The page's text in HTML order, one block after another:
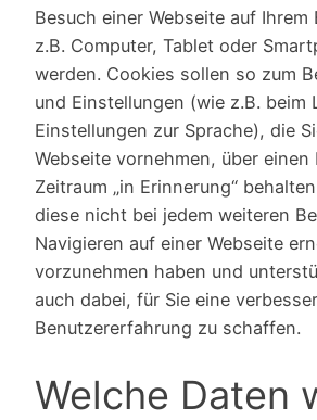
Besuch einer Webseite auf Ihrem
z.B. Computer, Tablet oder
werden. Cookies sollen so zum
und Einstellungen (wie z.B. beim
Einstellungen zur Sprache), die
Webseite vornehmen, über einen
Zeitraum „in Erinnerung“
diese nicht bei jedem weiteren
Navigieren auf einer Webseite
vorzunehmen haben und
auch dabei, für Sie eine
Benutzererfahrung zu schaffen.
Welche Daten